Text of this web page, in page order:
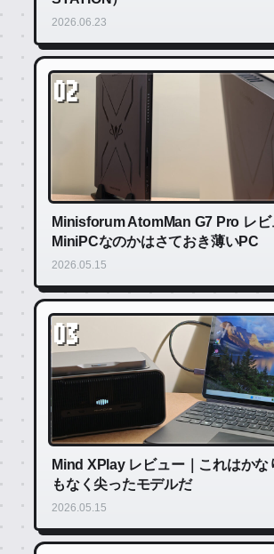
2026.06.23
02
Minisforum AtomMan G7 Pro レビ
MiniPCなのかはさておき薄いPC
2026.05.15
03
Mind XPlay レビュー｜これはかな
もなく尖ったモデルだ
2026.05.15